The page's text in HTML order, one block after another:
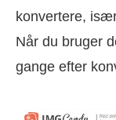
konvertere,
Når du bruger
gange efter